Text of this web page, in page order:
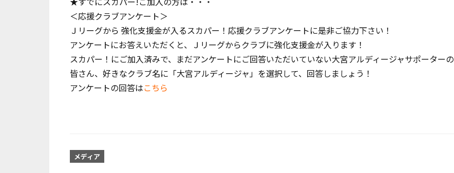
＜応援クラブアンケート＞
Ｊリーグから 強化支援金が入るスカパー！応援クラブアンケートに是非ご協力下さい！
アンケートにお答えいただくと、Ｊリーグからクラブに強化支援金が入ります！
スカパー！にご加入済みで、まだアンケートにご回答いただいていない大宮アルディージャサポーターの
皆さん、好きなクラブ名に「大宮アルディージャ」を選択して、回答しましょう！
アンケートの回答はこちら
メディア